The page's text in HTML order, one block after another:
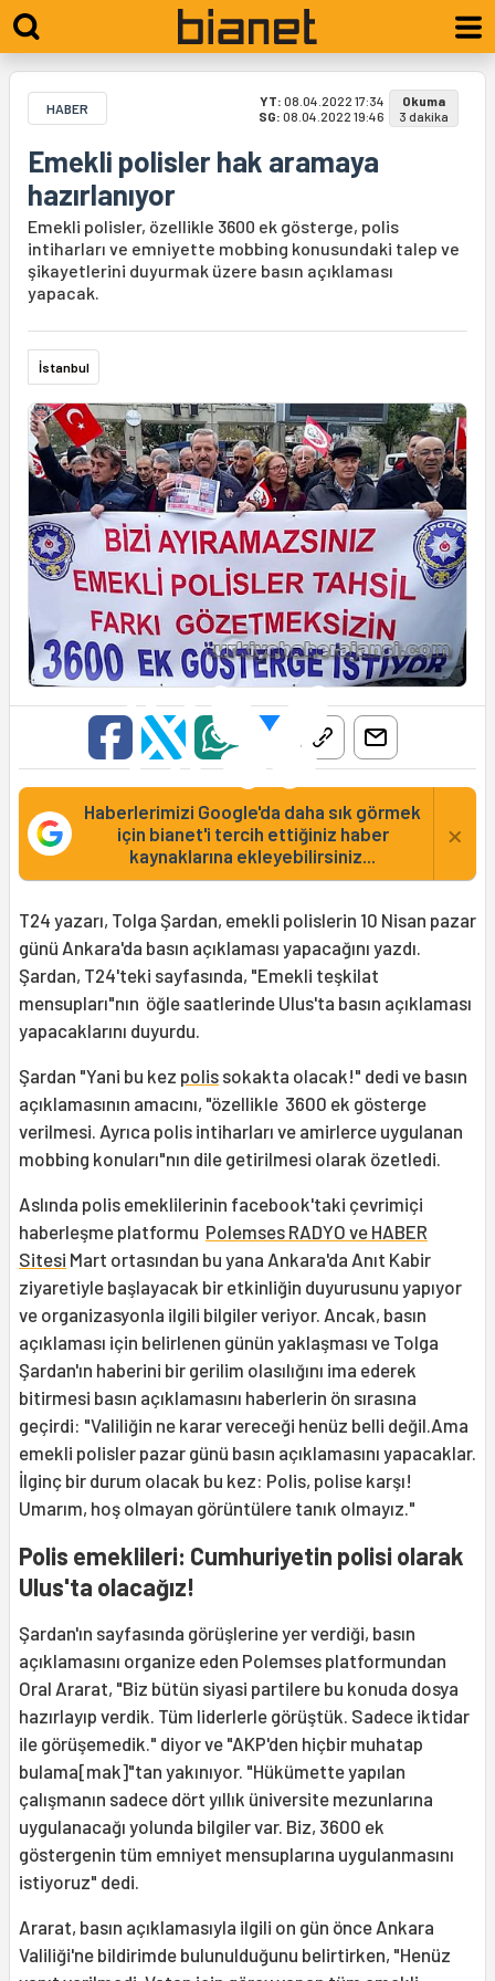
HABER YT: 08.04.2022 17:34
SG: 08.04.2022 19:46
Okuma
3 dakika
Emekli polisler hak aramaya
hazırlanıyor
Emekli polisler, özellikle 3600 ek gösterge, polis
intiharları ve emniyette mobbing konusundaki talep ve
şikayetlerini duyurmak üzere basın açıklaması
yapacak.
İstanbul
Haberlerimizi Google'da daha sık görmek
için bianet'i tercih ettiğiniz haber
kaynaklarına ekleyebilirsiniz...
×
T24 yazarı, Tolga Şardan, emekli polislerin 10 Nisan pazar
günü Ankara'da basın açıklaması yapacağını yazdı.
Şardan, T24'teki sayfasında, "Emekli teşkilat
mensupları"nın öğle saatlerinde Ulus'ta basın açıklaması
yapacaklarını duyurdu.
Şardan "Yani bu kez polis sokakta olacak!" dedi ve basın
açıklamasının amacını, "özellikle 3600 ek gösterge
verilmesi. Ayrıca polis intiharları ve amirlerce uygulanan
mobbing konuları"nın dile getirilmesi olarak özetledi.
Aslında polis emeklilerinin facebook'taki çevrimiçi
haberleşme platformu Polemses RADYO ve HABER
Sitesi Mart ortasından bu yana Ankara'da Anıt Kabir
ziyaretiyle başlayacak bir etkinliğin duyurusunu yapıyor
ve organizasyonla ilgili bilgiler veriyor. Ancak, basın
açıklaması için belirlenen günün yaklaşması ve Tolga
Şardan'ın haberini bir gerilim olasılığını ima ederek
bitirmesi basın açıklamasını haberlerin ön sırasına
geçirdi: "Valiliğin ne karar vereceği henüz belli değil.Ama
emekli polisler pazar günü basın açıklamasını yapacaklar.
İlginç bir durum olacak bu kez: Polis, polise karşı!
Umarım, hoş olmayan görüntülere tanık olmayız."
Polis emeklileri: Cumhuriyetin polisi olarak
Ulus'ta olacağız!
Şardan'ın sayfasında görüşlerine yer verdiği, basın
açıklamasını organize eden Polemses platformundan
Oral Ararat, "Biz bütün siyasi partilere bu konuda dosya
hazırlayıp verdik. Tüm liderlerle görüştük. Sadece iktidar
ile görüşemedik." diyor ve "AKP'den hiçbir muhatap
bulama[mak]"tan yakınıyor. "Hükümette yapılan
çalışmanın sadece dört yıllık üniversite mezunlarına
uygulanacağı yolunda bilgiler var. Biz, 3600 ek
göstergenin tüm emniyet mensuplarına uygulanmasını
istiyoruz" dedi.
Ararat, basın açıklamasıyla ilgili on gün önce Ankara
Valiliği'ne bildirimde bulunulduğunu belirtirken, "Henüz